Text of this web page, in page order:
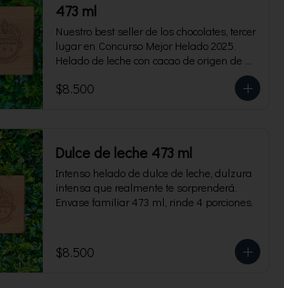
473 ml
Nuestro best seller de los chocolates, tercer
lugar en Concurso Mejor Helado 2025.
Helado de leche con cacao de origen de
intensidad al 60%. Envase familiar 473 ml,
rinde 4  porciones.
$8.500
Dulce de leche 473 ml
Intenso helado de dulce de leche, dulzura
intensa que realmente te sorprenderá.
Envase familiar 473 ml, rinde 4 porciones.
$8.500